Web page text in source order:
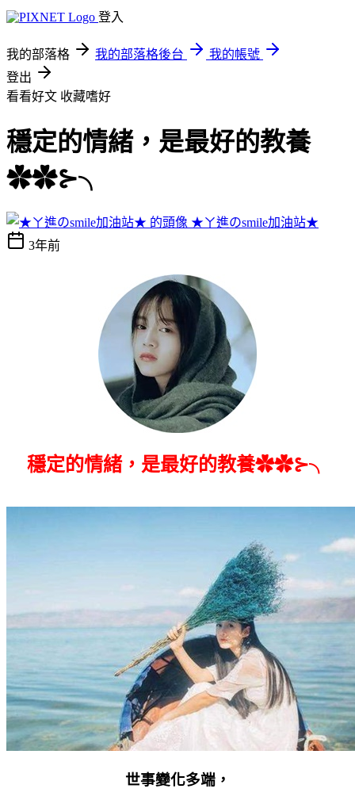
登入
我的部落格 我的部落格後台
我的帳號
登出
看看好文 收藏嗜好
穩定的情緒，是最好的教養
✿✿⊱╮
★ㄚ進のsmile加油站★
3年前
穩定的情緒，是最好的教養✿✿⊱╮
世事變化多端，